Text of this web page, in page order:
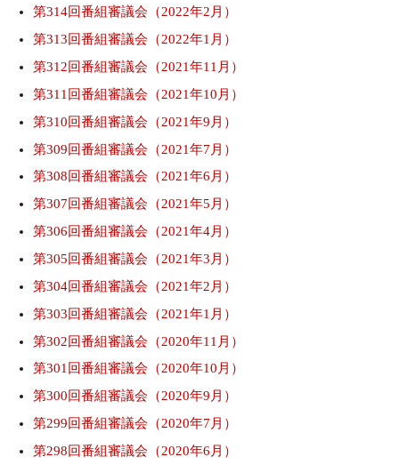
第314回番組審議会（2022年2月）
第313回番組審議会（2022年1月）
第312回番組審議会（2021年11月）
第311回番組審議会（2021年10月）
第310回番組審議会（2021年9月）
第309回番組審議会（2021年7月）
第308回番組審議会（2021年6月）
第307回番組審議会（2021年5月）
第306回番組審議会（2021年4月）
第305回番組審議会（2021年3月）
第304回番組審議会（2021年2月）
第303回番組審議会（2021年1月）
第302回番組審議会（2020年11月）
第301回番組審議会（2020年10月）
第300回番組審議会（2020年9月）
第299回番組審議会（2020年7月）
第298回番組審議会（2020年6月）